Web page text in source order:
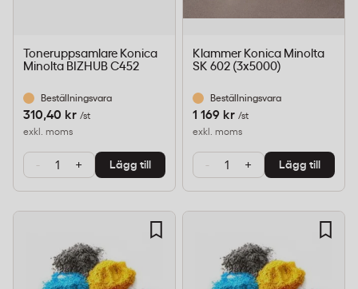
Toneruppsamlare Konica
Minolta BIZHUB C452
Beställningsvara
310,40 kr /st
exkl. moms
- + Lägg till
Klammer Konica Minolta
SK 602 (3x5000)
Beställningsvara
1 169 kr /st
exkl. moms
- + Lägg till